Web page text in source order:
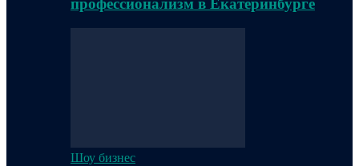
профессионализм в Екатеринбурге
Шоу бизнес